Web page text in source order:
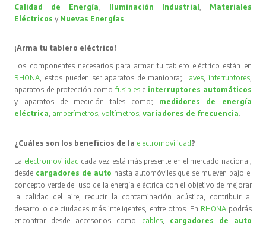
Calidad de Energía
Iluminación Industrial
Materiales
Eléctricos y Nuevas Energías
¡Arma tu tablero eléctrico!
Los componentes necesarios para armar tu tablero eléctrico están en
RHONA , estos pueden ser aparatos de maniobra; llaves, interruptores,
aparatos de protección comofusibles e interruptores automáticos
y aparatos de medición tales como; medidores de energía
eléctrica amperímetros ,voltímetros ,variadores de frecuencia
¿Cuáles son los beneficios de la electromovilidad?
La electromovilidad cada vez está más presente en el mercado nacional,
desde cargadores de auto hasta automóviles que se mueven bajo el
concepto verde del uso de la energía eléctrica con el objetivo de mejorar
la calidad del aire, reducir la contaminación acústica, contribuir al
desarrollo de ciudades más inteligentes, entre otros. En RHONA podrás
encontrar desde accesorios como cables, cargadores de auto